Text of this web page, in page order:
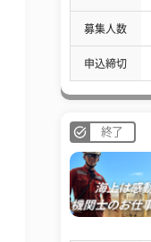
募集人数
申込締切
終了